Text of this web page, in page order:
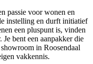
passie voor wonen en
instelling en durft initiatief
een pluspunt is, vinden
bent een aanpakker die
in Roosendaal
vakkennis.